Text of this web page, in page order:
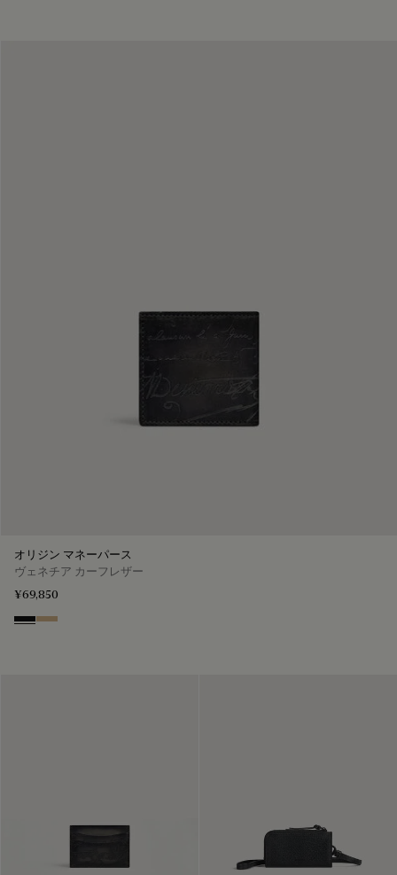
オリジン マネーパース
ヴェネチア カーフレザー
¥69,850
Nero Grigio
Miraggio